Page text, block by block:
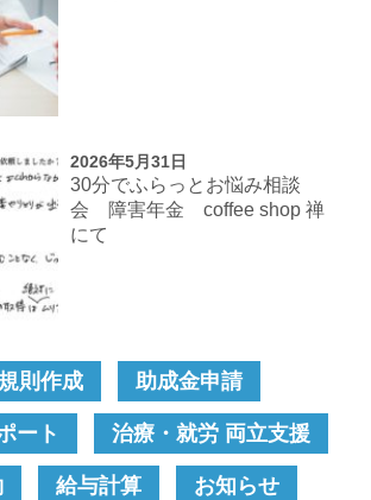
2026年5月31日
30分でふらっとお悩み相談
会 障害年金 coffee shop 禅
にて
則作成 助成金申請
ート 治療・就労 両立支援
給与計算 お知らせ